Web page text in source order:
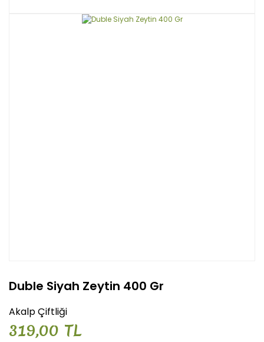
Duble Siyah Zeytin 400 Gr
Akalp Çiftliği
319,00 TL